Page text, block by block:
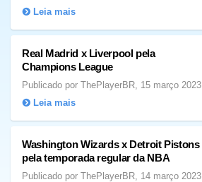
Leia mais
Real Madrid x Liverpool pela
Champions League
Publicado por ThePlayerBR, 15 março 2023
Leia mais
Washington Wizards x Detroit Pistons
pela temporada regular da NBA
Publicado por ThePlayerBR, 14 março 2023